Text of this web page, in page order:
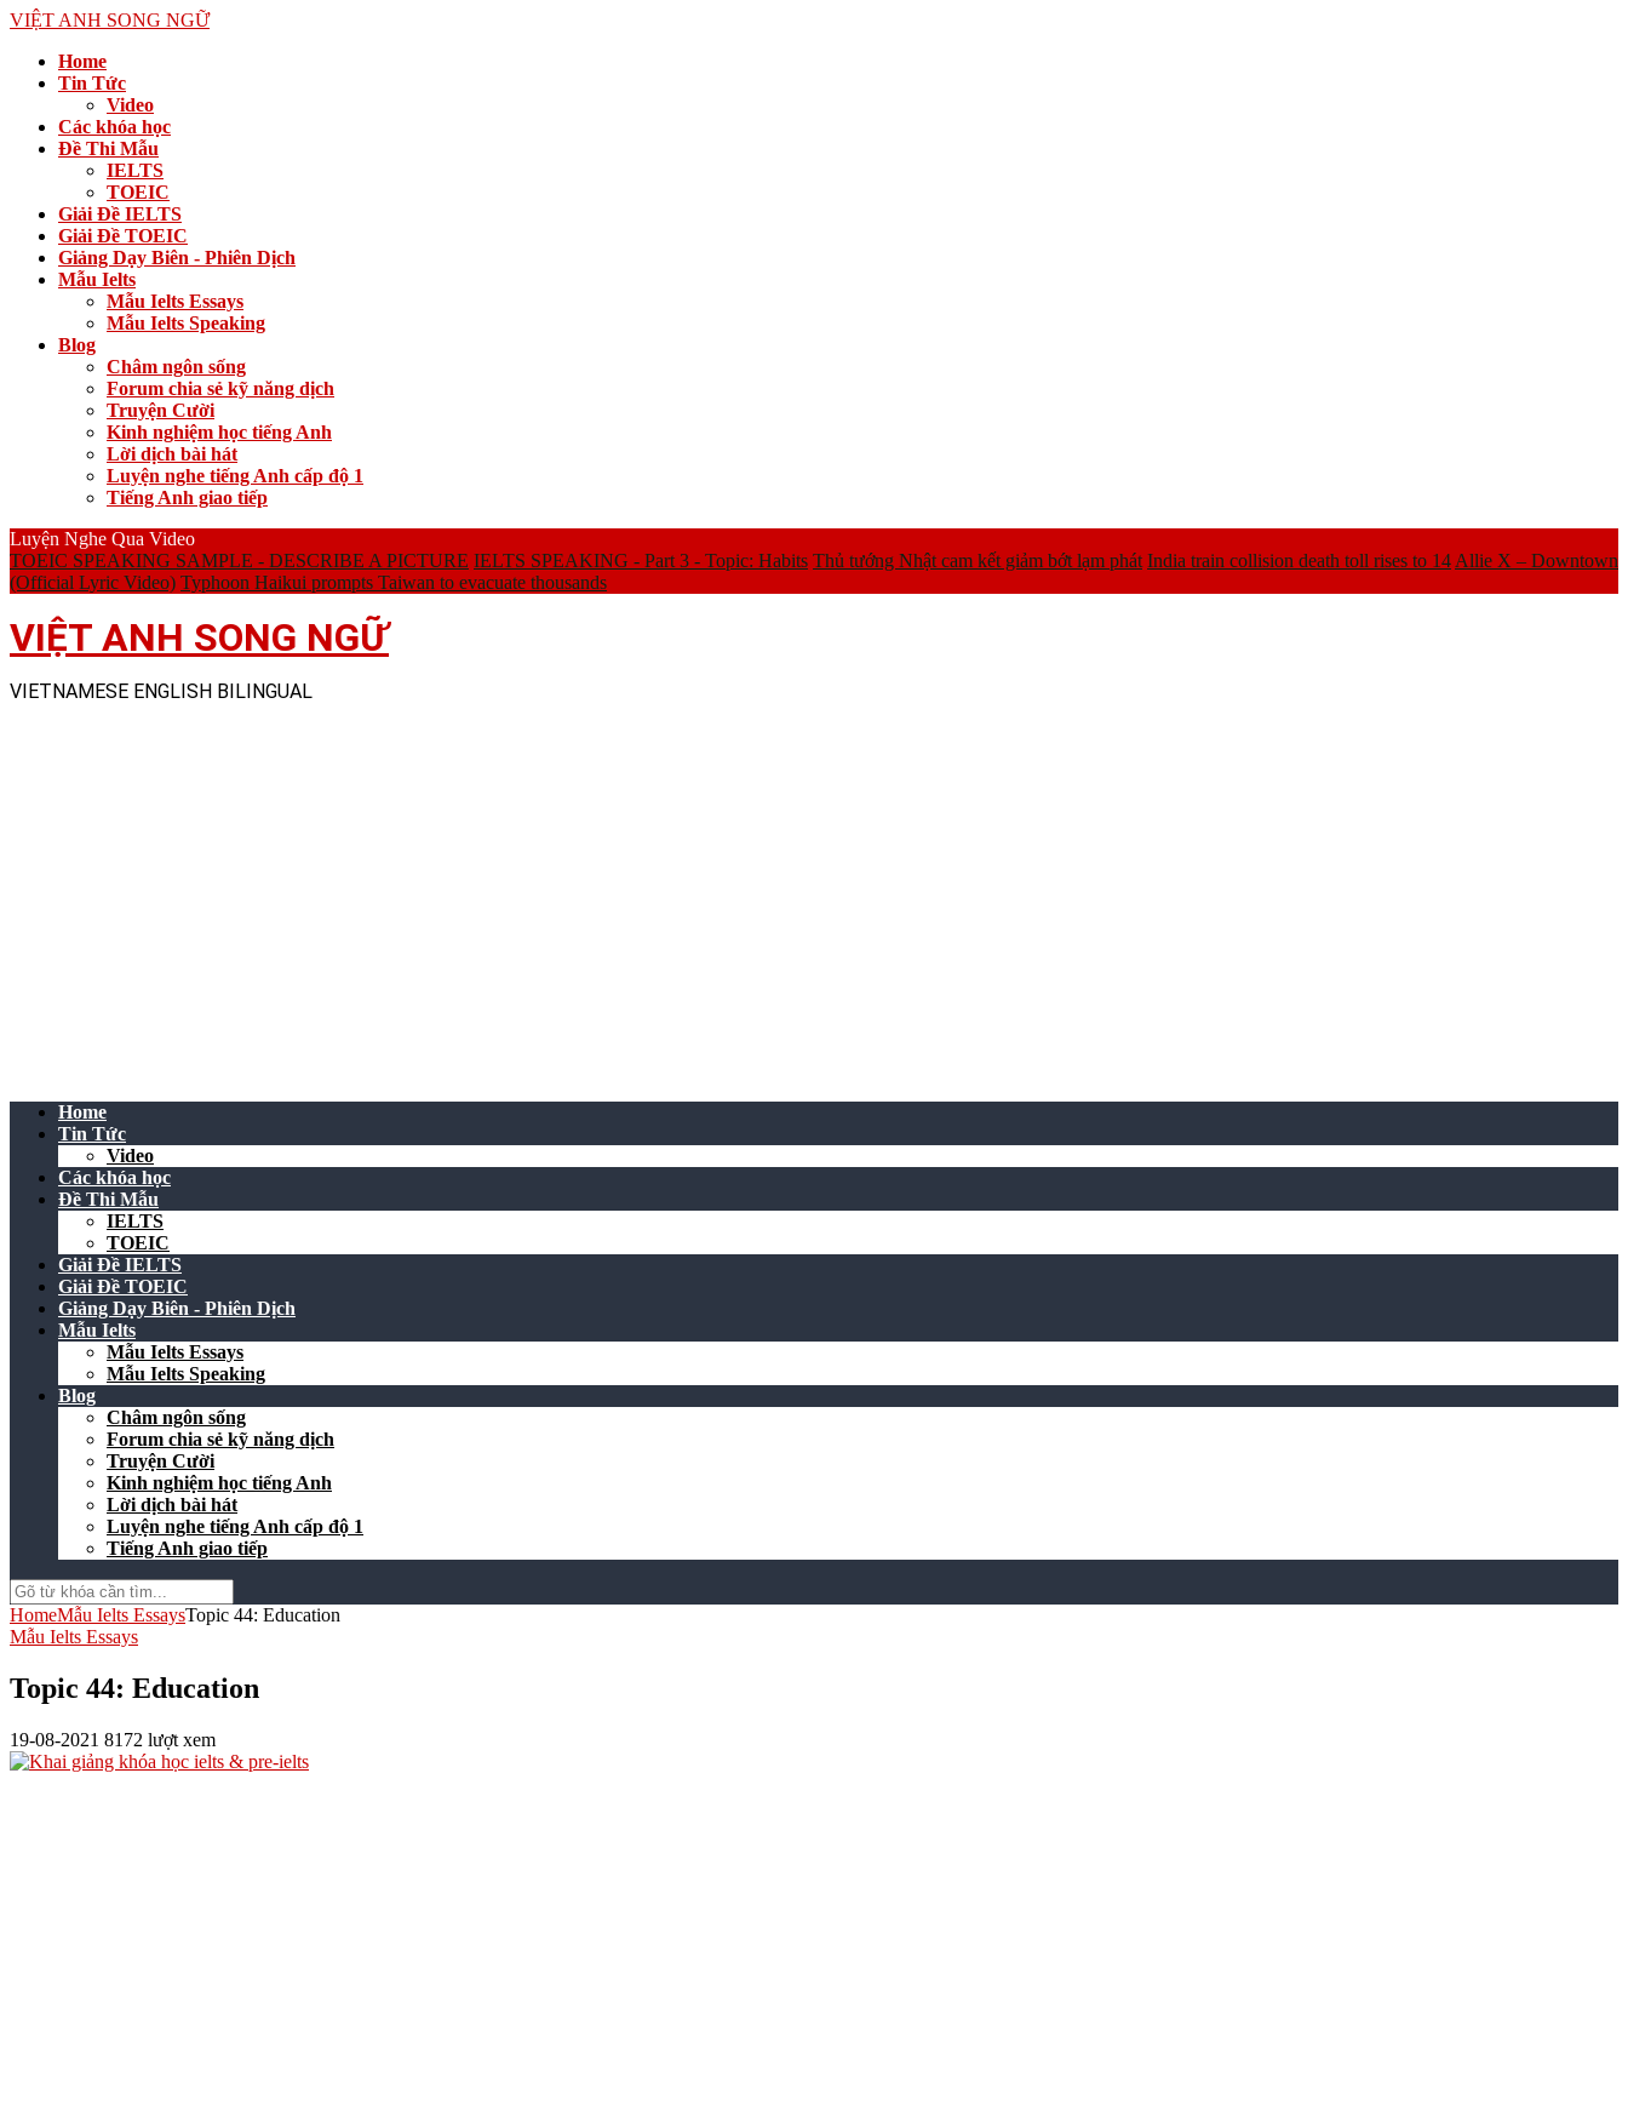
VIỆT ANH SONG NGỮ
Home
Tin Tức
Video
Các khóa học
Đề Thi Mẫu
IELTS
TOEIC
Giải Đề IELTS
Giải Đề TOEIC
Giảng Dạy Biên - Phiên Dịch
Mẫu Ielts
Mẫu Ielts Essays
Mẫu Ielts Speaking
Blog
Châm ngôn sống
Forum chia sẻ kỹ năng dịch
Truyện Cười
Kinh nghiệm học tiếng Anh
Lời dịch bài hát
Luyện nghe tiếng Anh cấp độ 1
Tiếng Anh giao tiếp
Luyện Nghe Qua Video
TOEIC SPEAKING SAMPLE - DESCRIBE A PICTURE IELTS SPEAKING - Part 3 - Topic: Habits Thủ tướng Nhật cam kết giảm bớt lạm phát India train collision death toll rises to 14 Allie X – Downtown
(Official Lyric Video) Typhoon Haikui prompts Taiwan to evacuate thousands
VIỆT ANH SONG NGỮ
VIETNAMESE ENGLISH BILINGUAL
Home
Tin Tức
Video
Các khóa học
Đề Thi Mẫu
IELTS
TOEIC
Giải Đề IELTS
Giải Đề TOEIC
Giảng Dạy Biên - Phiên Dịch
Mẫu Ielts
Mẫu Ielts Essays
Mẫu Ielts Speaking
Blog
Châm ngôn sống
Forum chia sẻ kỹ năng dịch
Truyện Cười
Kinh nghiệm học tiếng Anh
Lời dịch bài hát
Luyện nghe tiếng Anh cấp độ 1
Tiếng Anh giao tiếp
HomeMẫu Ielts EssaysTopic 44: Education
Mẫu Ielts Essays
Topic 44: Education
19-08-2021 8172 lượt xem